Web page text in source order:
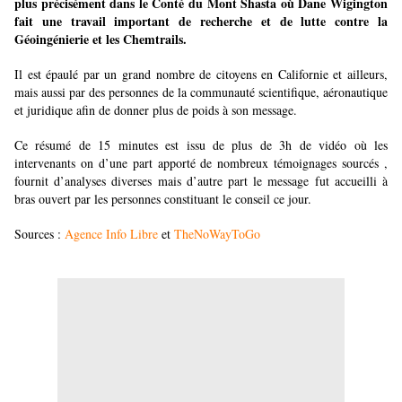
fait une travail important de recherche et de lutte contre la
Géoingénierie et les Chemtrails.
Il est épaulé par un grand nombre de citoyens en Californie et ailleurs,
mais aussi par des personnes de la communauté scientifique, aéronautique
et juridique afin de donner plus de poids à son message.
Ce résumé de 15 minutes est issu de plus de 3h de vidéo où les
intervenants on d’une part apporté de nombreux témoignages sourcés ,
fournit d’analyses diverses mais d’autre part le message fut accueilli à
bras ouvert par les personnes constituant le conseil ce jour.
Sources : Agence Info Libre et TheNoWayToGo